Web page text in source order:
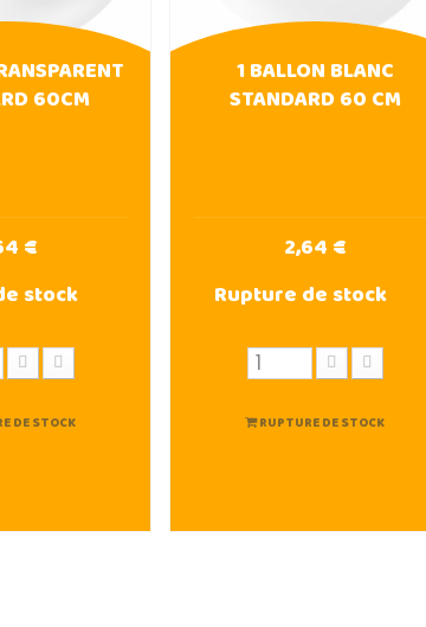
60CM
€
stock
DE STOCK
1 BALLON BLANC
STANDARD 60 CM
2,64 €
Rupture de stock
RUPTURE DE STOCK